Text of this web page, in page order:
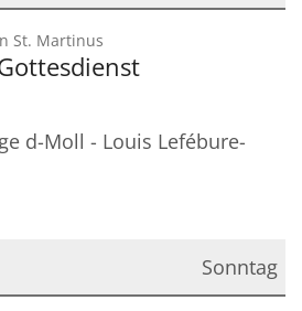
St. Martinus
d-Moll - Louis Lefébure-
Sonntag